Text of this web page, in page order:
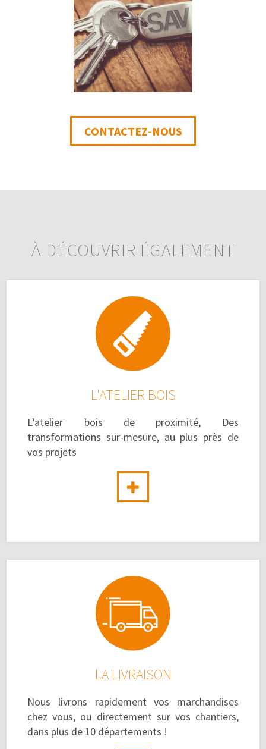
CONTACTEZ-NOUS
À DÉCOUVRIR ÉGALEMENT
L'ATELIER BOIS
L’atelier bois de proximité, Des
transformations sur-mesure, au plus près de
vos projets
LA LIVRAISON
Nous livrons rapidement vos marchandises
chez vous, ou directement sur vos chantiers,
dans plus de 10 départements !